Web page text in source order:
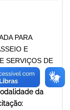
PARA
E
SERVIÇOS DE
da